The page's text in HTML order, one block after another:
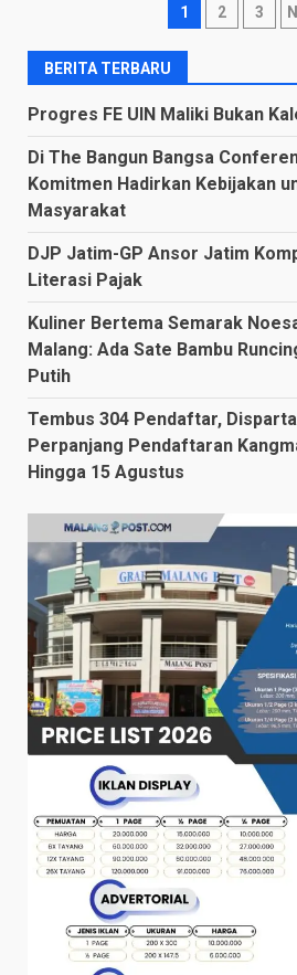
Posts
1 2 3
BERITA TERBARU
Progres FE UIN Maliki Bukan
Di The Bangun Bangsa
Komitmen Hadirkan Kebijakan
Masyarakat
DJP Jatim-GP Ansor Jatim
Literasi Pajak
Kuliner Bertema Semarak
Malang: Ada Sate Bambu
Putih
Tembus 304 Pendaftar,
Perpanjang Pendaftaran
Hingga 15 Agustus